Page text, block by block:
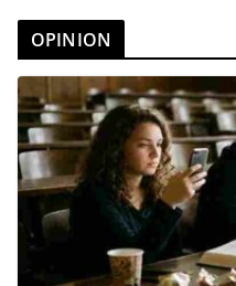
OPINION